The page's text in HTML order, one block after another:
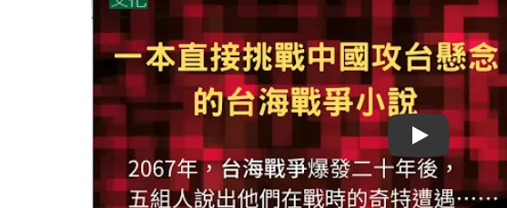
Play video